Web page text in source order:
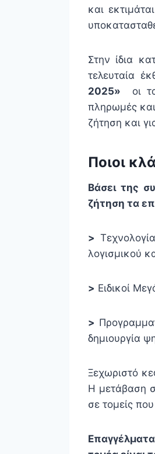
και
Στην ίδια
τελευταία
2025» οι
πληρωμές
ζήτηση και
Ποιοι
Βάσει της
ζήτηση τα
>
λογισμικού
> Ειδικοί
>
δημιουργία
Ξεχωριστό
Η μετάβαση
σε τομείς